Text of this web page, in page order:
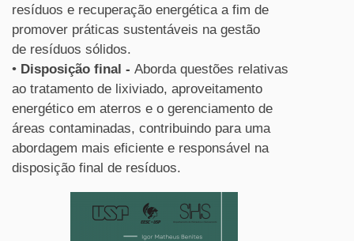
resíduos e recuperação energética a fim de
promover práticas sustentáveis na gestão
de resíduos sólidos.
• Disposição final - Aborda questões relativas
ao tratamento de lixiviado, aproveitamento
energético em aterros e o gerenciamento de
áreas contaminadas, contribuindo para uma
abordagem mais eficiente e responsável na
disposição final de resíduos.